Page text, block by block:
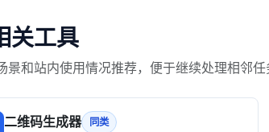
关工具
景和站内使用情况推荐，便于继续处理相邻任
二维码生成器 同类